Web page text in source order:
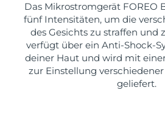
Das Mikrostromgerät FOREO
fünf Intensitäten, um die
des Gesichts zu straffen und
verfügt über ein Anti-Shock-
deiner Haut und wird mit
zur Einstellung
geliefert.